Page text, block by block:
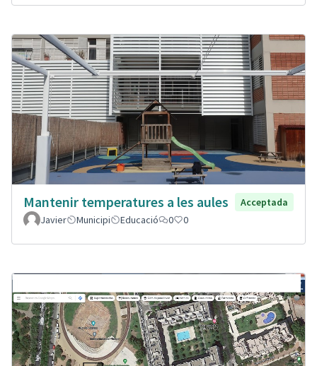
Mantenir temperatures a les aules
Acceptada
Javier
Municipi Educació 0 0